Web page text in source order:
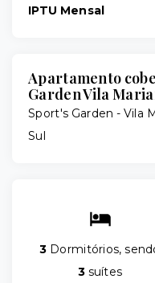
IPTU Mensal
Apartamento
Garden Vila
Sport's Garden - Vila
Sul
3 Dormitórios,
3suítes